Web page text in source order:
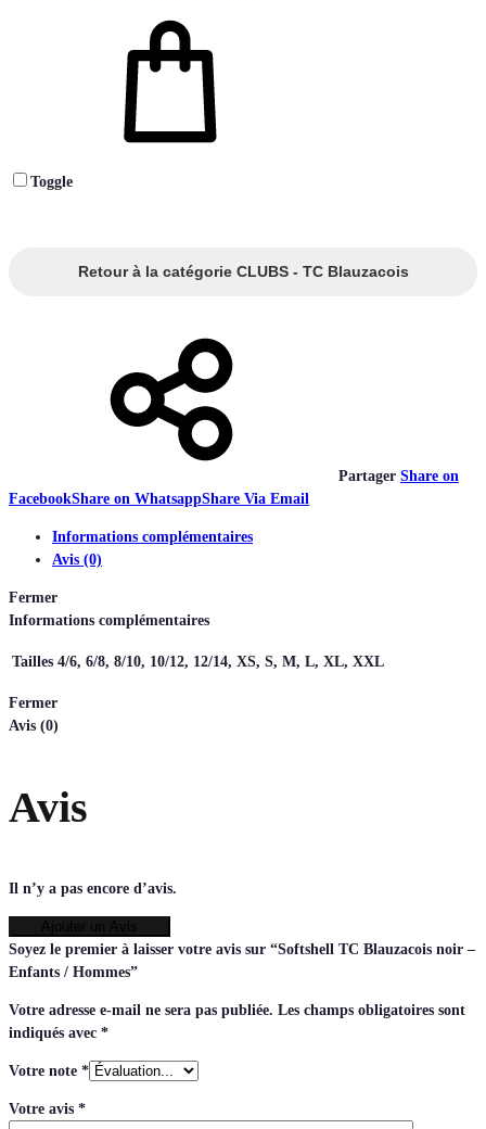
Toggle
Retour à la catégorie CLUBS - TC Blauzacois
Partager Share on
FacebookShare on WhatsappShare Via Email
Informations complémentaires
Avis (0)
Fermer
Informations complémentaires
Tailles 4/6, 6/8, 8/10, 10/12, 12/14, XS, S, M, L, XL, XXL
Fermer
Avis (0)
Avis
Il n’y a pas encore d’avis.
Soyez le premier à laisser votre avis sur “Softshell TC Blauzacois noir –
Enfants / Hommes”
Votre adresse e-mail ne sera pas publiée. Les champs obligatoires sont
indiqués avec *
Votre note *
Votre avis *